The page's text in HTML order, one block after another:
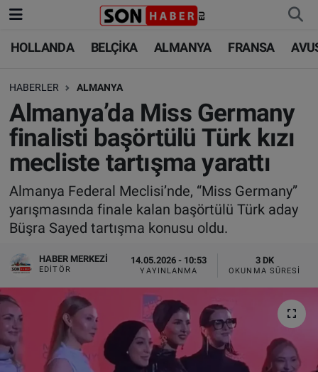
HOLLANDA BELÇİKA ALMANYA FRANSA
HABERLER ALMANYA
Almanya’da Miss Germany
finalisti başörtülü Türk kızı
mecliste tartışma yarattı
Almanya Federal Meclisi’nde, “Miss Germany”
yarışmasında finale kalan başörtülü Türk aday
Büşra Sayed tartışma konusu oldu.
HABER MERKEZI
EDITÖR
14.05.2026 - 10:53
YAYINLANMA
3 DK
OKUNMA SÜRESI
HOLLANDA
BELÇİKA
ALMANYA
FRANSA
AVUSTURYA
SAĞLIK - YAŞAM
BİLİM-TEKNOLOJİ
HOLLANDA
BELÇİKA
ALMANYA
TÜRKİYE
DÜNYA
BİLİM-TEKNOLOJİ
SAĞLIK
FOTO GALERİ
VIDEO GALERİ
Nöbetçi Eczaneler
Hava Durumu
Trafik Durumu
Süper Lig Puan Durumu ve Fikstür
Tüm Manşetler
Son Dakika Haberleri
Haber Arşivi